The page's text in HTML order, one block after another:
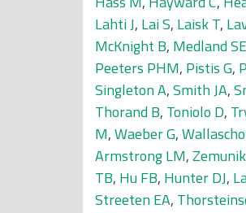
Lahti J, Lai S, Laisk T,
McKnight B, Medland SE
Peeters PHM, Pistis G,
Singleton A,Smith JA,
Thorand B, Toniolo D,
M,Waeber G,
Armstrong LM,
TB, Hu FB, Hunter DJ,
Streeten EA,